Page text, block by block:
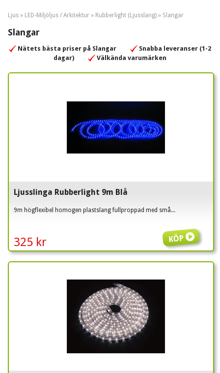
Ljus » LED-Miljöljus / Arkitektur » Rubberlight (Ljusslang) » Slangar
Slangar
Nätets bästa priser på Slangar
Snabba leveranser (1-2
dagar)
Välkända varumärken
Ljusslinga Rubberlight 9m Blå
325 kr
9m högflexibel homogen plastslang fullproppad med små...
Köp